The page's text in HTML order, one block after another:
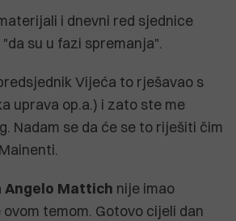
i dnevni red sjednice
su u fazi spremanja".
Vijeća to rješavao s
uprava op.a.) i zato ste me
Nadam se da će se to riješiti čim
Angelo Mattich nije imao
temom. Gotovo cijeli dan